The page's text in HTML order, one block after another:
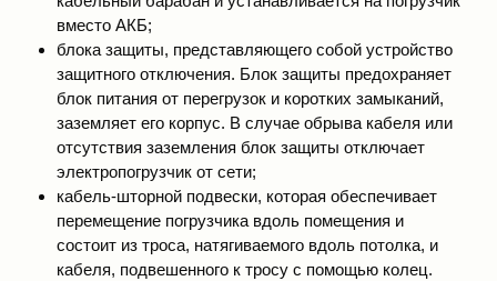
вместо АКБ;
блока защиты, представляющего собой устройство
защитного отключения. Блок защиты предохраняет
блок питания от перегрузок и коротких замыканий,
заземляет его корпус. В случае обрыва кабеля или
отсутствия заземления блок защиты отключает
электропогрузчик от сети;
кабель-шторной подвески, которая обеспечивает
перемещение погрузчика вдоль помещения и
состоит из троса, натягиваемого вдоль потолка, и
кабеля, подвешенного к тросу с помощью колец.